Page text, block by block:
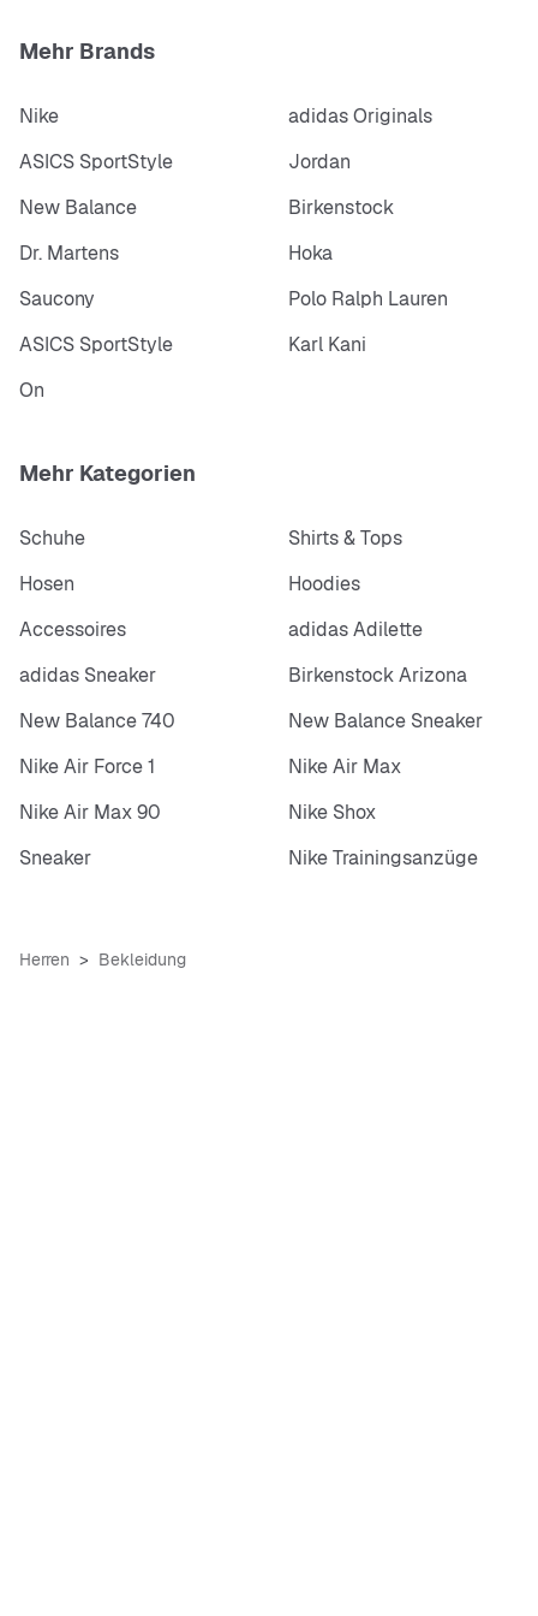
Geldbeutel bietet.
Ein glatter, elastischer Bund mit verstellbaren Tech-
Designelementen ermöglicht eine perfekte Passform.
More Details
Body: 94% Nylon/6% Elastan; Taschen: 100%
Maschinenwäsche
Mehr Brands
Nike
adidas Originals
ASICS SportStyle
Jordan
New Balance
Birkenstock
Dr. Martens
Hoka
Saucony
Polo Ralph Lauren
ASICS SportStyle
Karl Kani
On
Mehr Kategorien
Schuhe
Shirts & Tops
Hosen
Hoodies
Accessoires
adidas Adilette
adidas Sneaker
Birkenstock Arizona
New Balance 740
New Balance Sneaker
Nike Air Force 1
Nike Air Max
Nike Air Max 90
Nike Shox
Sneaker
Nike Trainingsanzüge
Herren Bekleidung